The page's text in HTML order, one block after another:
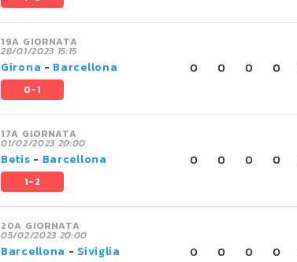
19A GIORNATA
28/01/2023 15:15
Girona - Barcellona
0-1
0 0 0 0
17A GIORNATA
01/02/2023 20:00
Betis - Barcellona
1-2
0 0 0 0
20A GIORNATA
05/02/2023 20:00
Barcellona - Siviglia 0 0 0 0